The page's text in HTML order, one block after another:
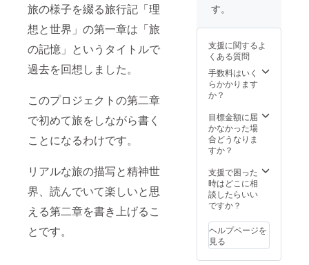
旅の様子を綴る旅行記「理
想と世界」の第一章は「旅
の記憶」というタイトルで
過去を回想しました。
このプロジェクトの第二章
で初めて旅をしながら書く
ことになるわけです。
リアルな旅の描写と精神世
界、読んでいて楽しいと思
える第二章を書き上げるこ
とです。
イメー
囲：縦
165mm
× 横
85mm
重さ：
Android
M サイ
ズ スマ
ホ装着
ジ範
囲：縦
150mm
× 横
重さ：
76g -
Android
S サイ
す。
支援に関するよ
くある質問
手数料はいく
らかかります
か？
目標金額に届
かなかった場
合どうなりま
すか？
支援で困った
時はどこに相
談したらいい
ですか？
ヘルプページを
見る